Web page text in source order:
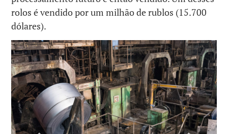
rolos é vendido por um milhão de rublos (15.700
dólares).